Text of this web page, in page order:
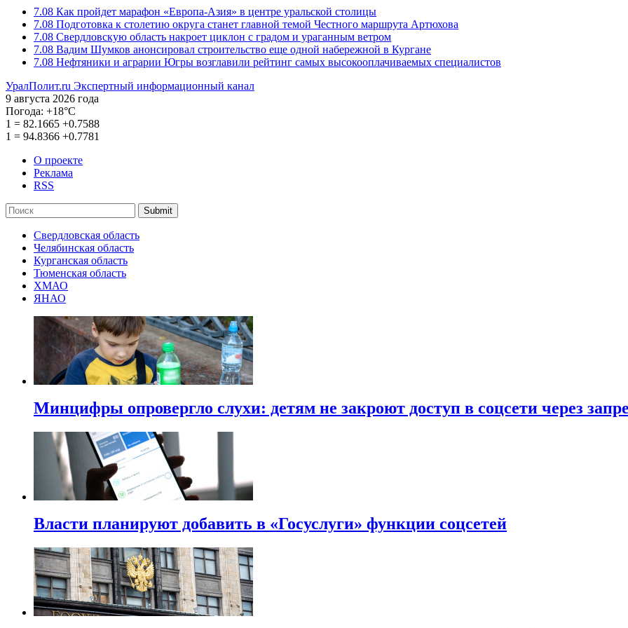
7.08 Как пройдет марафон «Европа-Азия» в центре уральской столицы
7.08 Подготовка к столетию округа станет главной темой Честного маршрута Артюхова
7.08 Свердловскую область накроет циклон с градом и ураганным ветром
7.08 Вадим Шумков анонсировал строительство еще одной набережной в Кургане
7.08 Нефтяники и аграрии Югры возглавили рейтинг самых высокооплачиваемых специалистов
УралПолит.ru Экспертный информационный канал
9 августа 2026 года
Погода: +18°С
1 = 82.1665 +0.7588
1 = 94.8366 +0.7781
О проекте
Реклама
RSS
Submit
Свердловская область
Челябинская область
Курганская область
Тюменская область
ХМАО
ЯНАО
Минцифры опровергло слухи: детям не закроют доступ в соцсети через
Власти планируют добавить в «Госуслуги» функции соцсетей